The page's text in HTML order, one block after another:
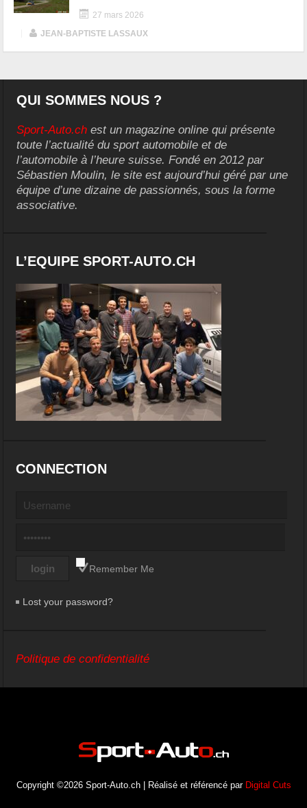
27 mars 2026
JEAN-BAPTISTE LASSAUX
QUI SOMMES NOUS ?
Sport-Auto.ch est un magazine online qui présente
toute l’actualité du sport automobile et de
l’automobile à l’heure suisse. Fondé en 2012 par
Sébastien Moulin, le site est aujourd’hui géré par une
équipe d’une dizaine de passionnés, sous la forme
associative.
L’EQUIPE SPORT-AUTO.CH
CONNECTION
Remember Me
Lost your password?
Politique de confidentialité
Copyright ©2026 Sport-Auto.ch | Réalisé et référencé par Digital Cuts